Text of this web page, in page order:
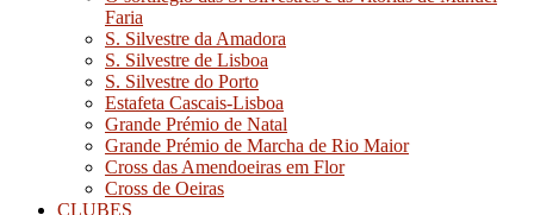
Faria
S. Silvestre da Amadora
S. Silvestre de Lisboa
S. Silvestre do Porto
Estafeta Cascais-Lisboa
Grande Prémio de Natal
Grande Prémio de Marcha de Rio Maior
Cross das Amendoeiras em Flor
Cross de Oeiras
CLUBES